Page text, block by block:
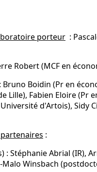
porteur :
Robert (MCF en
: Bruno Boidin (Pr en
Lille), Fabien Eloire (Pr
d'Artois), Sidy
:
: Stéphanie Abrial (IR),
Malo Winsbach